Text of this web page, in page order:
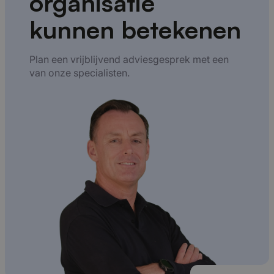
kunnen betekenen
Plan een vrijblijvend adviesgesprek met een
van onze specialisten.